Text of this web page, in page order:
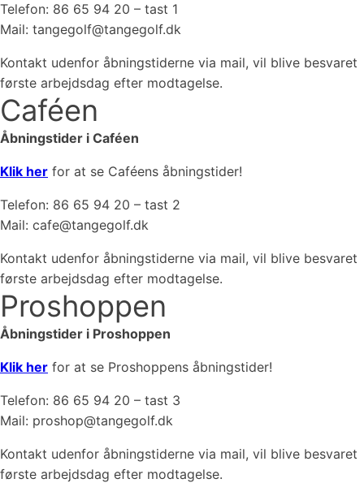
Telefon: 86 65 94 20 – tast 1
Mail: tangegolf@tangegolf.dk
Kontakt udenfor åbningstiderne via mail, vil blive besvaret
første arbejdsdag efter modtagelse.
Caféen
Åbningstider i Caféen
Klik her for at se Caféens åbningstider!
Telefon: 86 65 94 20 – tast 2
Mail: cafe@tangegolf.dk
Kontakt udenfor åbningstiderne via mail, vil blive besvaret
første arbejdsdag efter modtagelse.
Proshoppen
Åbningstider i Proshoppen
Klik her for at se Proshoppens åbningstider!
Telefon: 86 65 94 20 – tast 3
Mail: proshop@tangegolf.dk
Kontakt udenfor åbningstiderne via mail, vil blive besvaret
første arbejdsdag efter modtagelse.